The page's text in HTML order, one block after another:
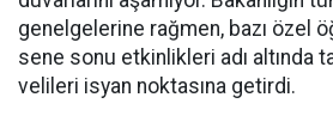
genelgelerine rağmen, bazı özel
sene sonu etkinlikleri adı altında
velileri isyan noktasına getirdi.